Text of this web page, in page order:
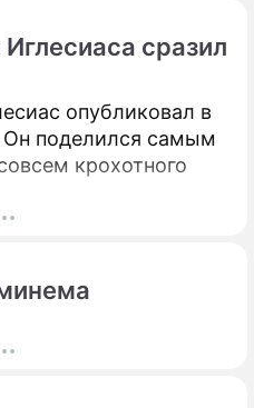
"Безопасные
сразил
опубликовал в
Он поделился самым
крохотного